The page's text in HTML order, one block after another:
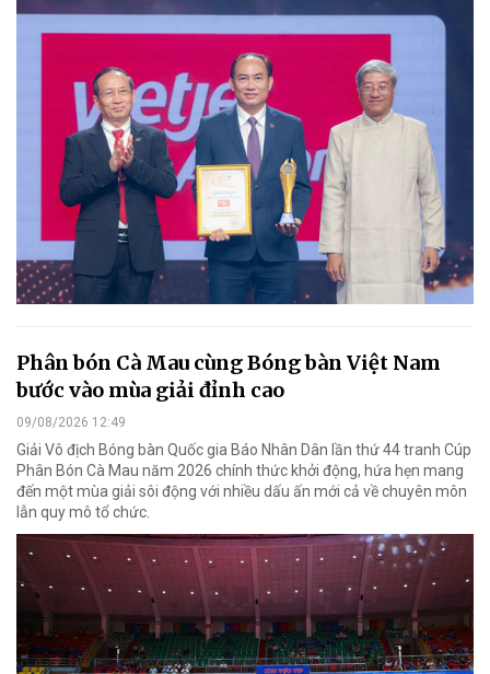
Phân bón Cà Mau cùng Bóng bàn Việt Nam
bước vào mùa giải đỉnh cao
09/08/2026 12:49
Giải Vô địch Bóng bàn Quốc gia Báo Nhân Dân lần thứ 44 tranh Cúp
Phân Bón Cà Mau năm 2026 chính thức khởi động, hứa hẹn mang
đến một mùa giải sôi động với nhiều dấu ấn mới cả về chuyên môn
lẫn quy mô tổ chức.